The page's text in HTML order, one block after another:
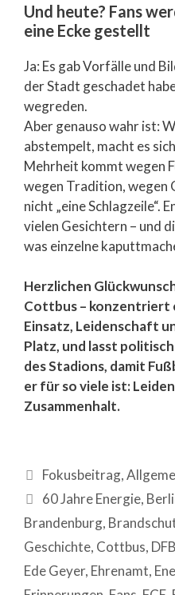
Und heute? Fans
eine Ecke gestellt
Ja: Es gab Vorfälle und
der Stadt geschadet
wegreden.
Aber genauso wahr ist:
abstempelt, macht es
Mehrheit kommt wegen
wegen Tradition, wegen
nicht „eine Schlagzeile“.
vielen Gesichtern – und
was einzelne
Herzlichen
Cottbus – konzentriert
Einsatz, Leidenschaft
Platz, und lasst
des Stadions, damit
er für so viele ist:
Zusammenhalt.
Fokusbeitrag,
60 Jahre Energie,
Brandenburg,
Geschichte, Cottbus,
Ede Geyer, Ehrenamt,